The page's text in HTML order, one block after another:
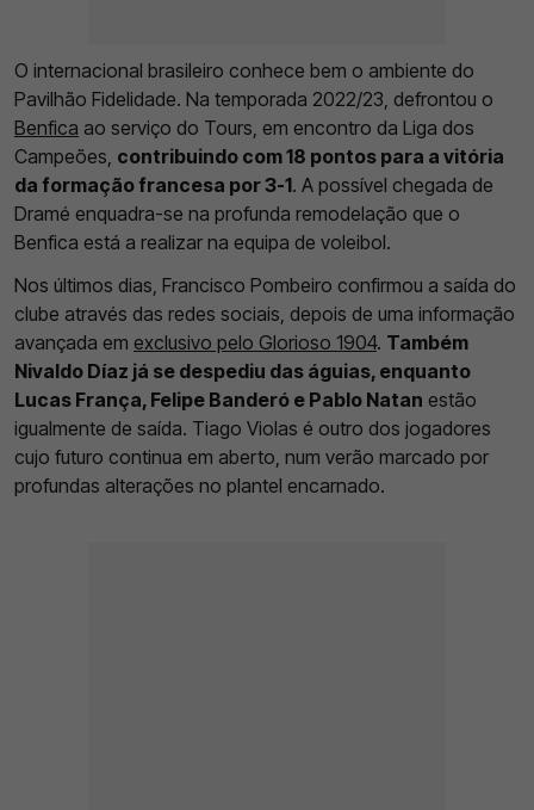
O internacional brasileiro conhece bem o ambiente do
Pavilhão Fidelidade. Na temporada 2022/23, defrontou o
Benfica ao serviço do Tours, em encontro da Liga dos
Campeões, contribuindo com 18 pontos para a vitória
da formação francesa por 3-1. A possível chegada de
Dramé enquadra-se na profunda remodelação que o
Benfica está a realizar na equipa de voleibol.
Nos últimos dias, Francisco Pombeiro confirmou a saída do
clube através das redes sociais, depois de uma informação
avançada em exclusivo pelo Glorioso 1904. Também
Nivaldo Díaz já se despediu das águias, enquanto
Lucas França, Felipe Banderó e Pablo Natan estão
igualmente de saída. Tiago Violas é outro dos jogadores
cujo futuro continua em aberto, num verão marcado por
profundas alterações no plantel encarnado.